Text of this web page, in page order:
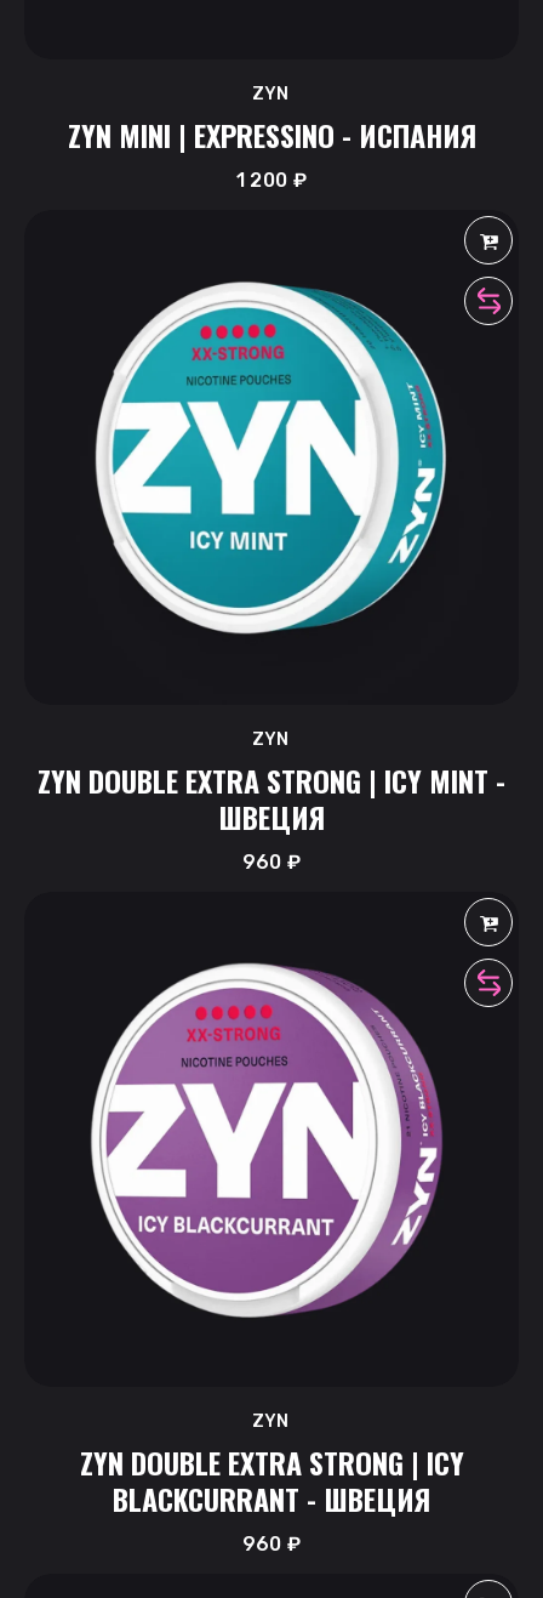
ZYN
ZYN MINI | EXPRESSINO - ИСПАНИЯ
1 200 ₽
ZYN
ZYN DOUBLE EXTRA STRONG | ICY MINT -
ШВЕЦИЯ
960₽
ZYN
ZYN DOUBLE EXTRA STRONG | ICY
BLACKCURRANT - ШВЕЦИЯ
960₽